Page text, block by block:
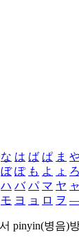
な は ば ぱ ま
ぼ ぽ も よ ょ ろ
ハ バ パ マ ヤ ャ
モ ヨ ョ ロ ヲ
pinyin(병음)